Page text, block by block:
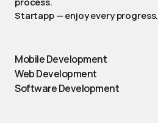
Startapp — enjoy every progress.
Mobile Development
Web Development
Software Development